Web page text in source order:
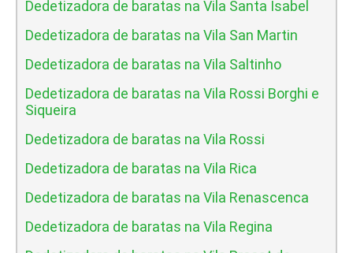
Dedetizadora de baratas na Vila Santa Isabel
Dedetizadora de baratas na Vila San Martin
Dedetizadora de baratas na Vila Saltinho
Dedetizadora de baratas na Vila Rossi Borghi e
Siqueira
Dedetizadora de baratas na Vila Rossi
Dedetizadora de baratas na Vila Rica
Dedetizadora de baratas na Vila Renascenca
Dedetizadora de baratas na Vila Regina